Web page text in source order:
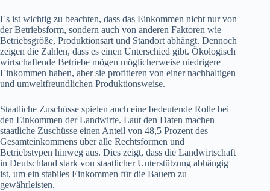
Es ist wichtig zu beachten, dass das Einkommen nicht nur von
der Betriebsform, sondern auch von anderen Faktoren wie
Betriebsgröße, Produktionsart und Standort abhängt. Dennoch
zeigen die Zahlen, dass es einen Unterschied gibt. Ökologisch
wirtschaftende Betriebe mögen möglicherweise niedrigere
Einkommen haben, aber sie profitieren von einer nachhaltigen
und umweltfreundlichen Produktionsweise.
Staatliche Zuschüsse spielen auch eine bedeutende Rolle bei
den Einkommen der Landwirte. Laut den Daten machen
staatliche Zuschüsse einen Anteil von 48,5 Prozent des
Gesamteinkommens über alle Rechtsformen und
Betriebstypen hinweg aus. Dies zeigt, dass die Landwirtschaft
in Deutschland stark von staatlicher Unterstützung abhängig
ist, um ein stabiles Einkommen für die Bauern zu
gewährleisten.